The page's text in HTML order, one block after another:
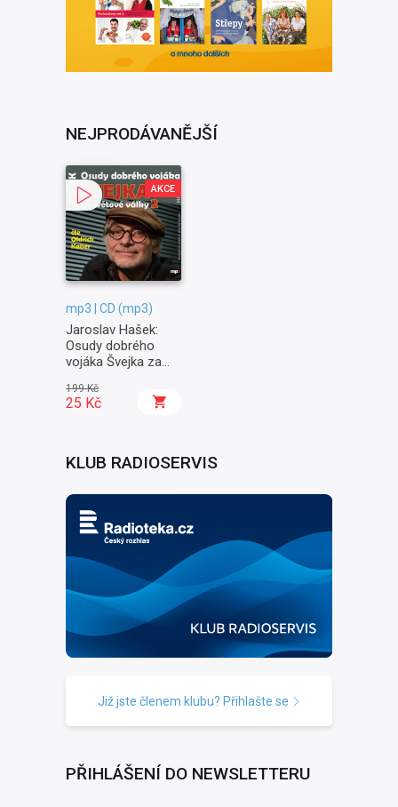
NEJPRODÁVANĚJŠÍ
AKCE
mp3 | CD (mp3)
Jaroslav Hašek:
Osudy dobrého
vojáka Švejka za
Na frontě
199 Kč
25 Kč
KLUB RADIOSERVIS
Již jste členem klubu? Přihlašte se
PŘIHLÁŠENÍ DO NEWSLETTERU